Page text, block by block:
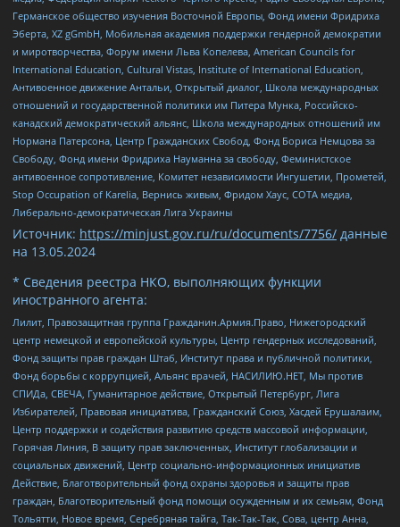
Германское общество изучения Восточной Европы, Фонд имени Фридриха
Эберта, XZ gGmbH, Мобильная академия поддержки гендерной демократии
и миротворчества, Форум имени Льва Копелева, American Councils for
International Education, Cultural Vistas, Institute of International Education,
Антивоенное движение Антальи, Открытый диалог, Школа международных
отношений и государственной политики им Питера Мунка, Российско-
канадский демократический альянс, Школа международных отношений им
Нормана Патерсона, Центр Гражданских Свобод, Фонд Бориса Немцова за
Свободу, Фонд имени Фридриха Науманна за свободу, Феминистское
антивоенное сопротивление, Комитет независимости Ингушетии, Прометей,
Stop Occupation of Karelia, Вернись живым, Фридом Хаус, СОТА медиа,
Либерально-демократическая Лига Украины
Источник: https://minjust.gov.ru/ru/documents/7756/ данные
на 13.05.2024
* Сведения реестра НКО, выполняющих функции
иностранного агента:
Лилит, Правозащитная группа Гражданин.Армия.Право, Нижегородский
центр немецкой и европейской культуры, Центр гендерных исследований,
Фонд защиты прав граждан Штаб, Институт права и публичной политики,
Фонд борьбы с коррупцией, Альянс врачей, НАСИЛИЮ.НЕТ, Мы против
СПИДа, СВЕЧА, Гуманитарное действие, Открытый Петербург, Лига
Избирателей, Правовая инициатива, Гражданский Союз, Хасдей Ерушалаим,
Центр поддержки и содействия развитию средств массовой информации,
Горячая Линия, В защиту прав заключенных, Институт глобализации и
социальных движений, Центр социально-информационных инициатив
Действие, Благотворительный фонд охраны здоровья и защиты прав
граждан, Благотворительный фонд помощи осужденным и их семьям, Фонд
Тольятти, Новое время, Серебряная тайга, Так-Так-Так, Сова, центр Анна,